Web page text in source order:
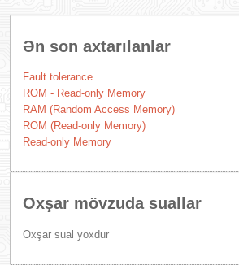
Ən son axtarılanlar
Fault tolerance
ROM - Read-only Memory
RAM (Random Access Memory)
ROM (Read-only Memory)
Read-only Memory
Oxşar mövzuda suallar
Oxşar sual yoxdur